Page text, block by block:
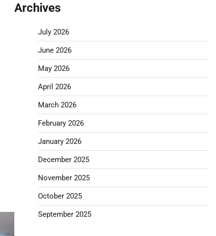
Archives
July 2026
June 2026
May 2026
April 2026
March 2026
February 2026
January 2026
December 2025
November 2025
October 2025
September 2025